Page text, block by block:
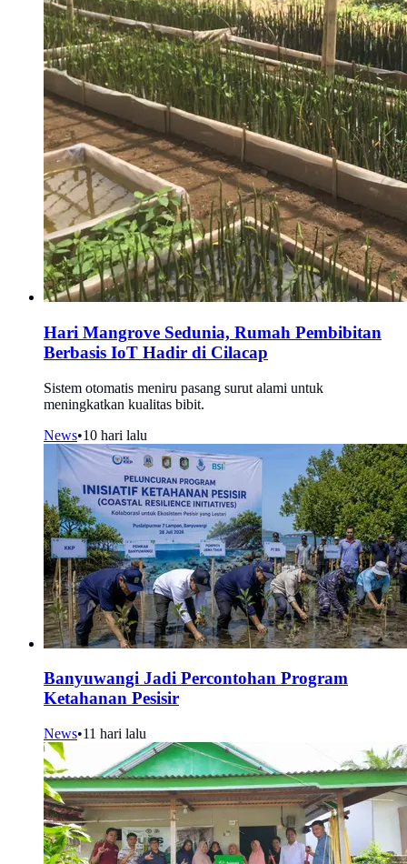
Hari Mangrove Sedunia, Rumah Pembibitan
Berbasis IoT Hadir di Cilacap
Sistem otomatis meniru pasang surut alami untuk
meningkatkan kualitas bibit.
News•10 hari lalu
Banyuwangi Jadi Percontohan Program
Ketahanan Pesisir
News•11 hari lalu